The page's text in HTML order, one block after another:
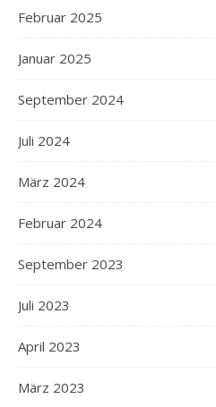
Februar 2025
Januar 2025
September 2024
Juli 2024
März 2024
Februar 2024
September 2023
Juli 2023
April 2023
März 2023